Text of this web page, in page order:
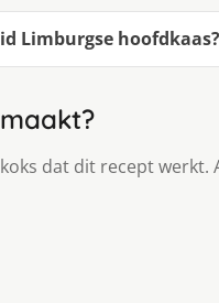
Limburgse hoofdkaas?
dat dit recept werkt.